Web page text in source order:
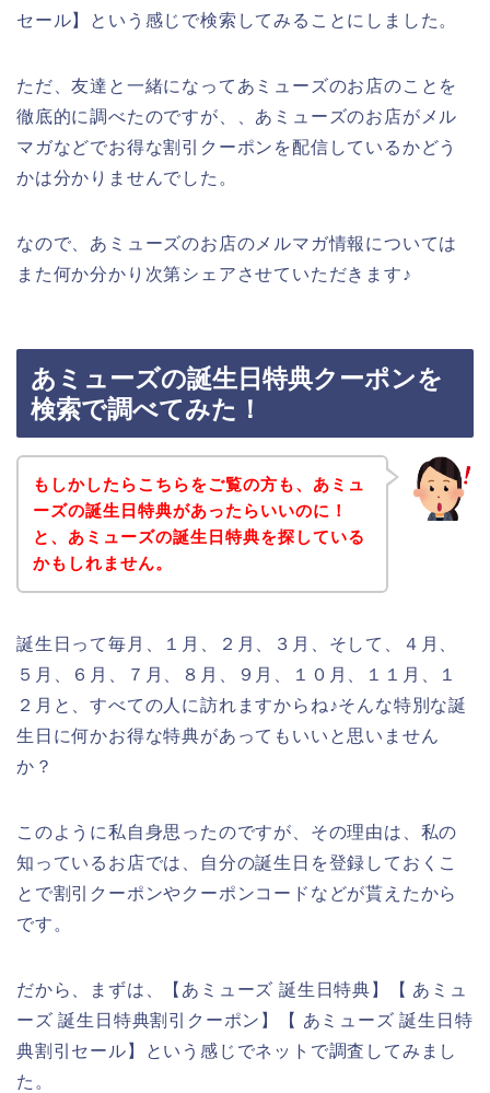
セール】という感じで検索してみることにしました。
ただ、友達と一緒になってあミューズのお店のことを
徹底的に調べたのですが、、あミューズのお店がメル
マガなどでお得な割引クーポンを配信しているかどう
かは分かりませんでした。
なので、あミューズのお店のメルマガ情報については
また何か分かり次第シェアさせていただきます♪
あミューズの誕生日特典クーポンを
検索で調べてみた！
もしかしたらこちらをご覧の方も、あミュ
ーズの誕生日特典があったらいいのに！
と、あミューズの誕生日特典を探している
かもしれません。
誕生日って毎月、１月、２月、３月、そして、４月、
５月、６月、７月、８月、９月、１０月、１１月、１
２月と、すべての人に訪れますからね♪そんな特別な誕
生日に何かお得な特典があってもいいと思いません
か？
このように私自身思ったのですが、その理由は、私の
知っているお店では、自分の誕生日を登録しておくこ
とで割引クーポンやクーポンコードなどが貰えたから
です。
だから、まずは、【あミューズ 誕生日特典】【 あミュ
ーズ 誕生日特典割引クーポン】【 あミューズ 誕生日特
典割引セール】という感じでネットで調査してみまし
た。